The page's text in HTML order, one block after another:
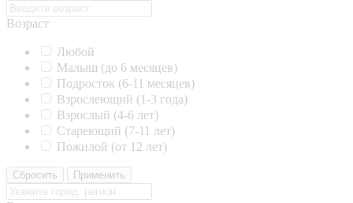
Возраст
Любой
Малыш (до 6 месяцев)
Подросток (6-11 месяцев)
Взрослеющий (1-3 года)
Взрослый (4-6 лет)
Стареющий (7-11 лет)
Пожилой (от 12 лет)
Сбросить Применить